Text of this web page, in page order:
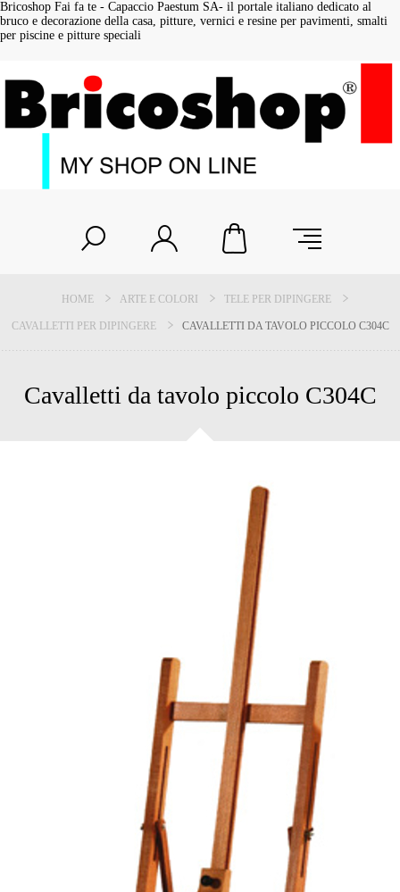
Bricoshop Fai fa te - Capaccio Paestum SA- il portale italiano dedicato al
bruco e decorazione della casa, pitture, vernici e resine per pavimenti, smalti
per piscine e pitture speciali
HOME ARTE E COLORI TELE PER DIPINGERE
CAVALLETTI PER DIPINGERE CAVALLETTI DA TAVOLO PICCOLO C304C
Cavalletti da tavolo piccolo C304C